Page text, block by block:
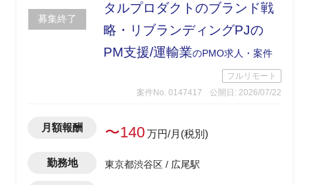
募集終了
タルプロダクトのブランド戦
略・リブランディングPJの
PM支援/運輸業のPMO求人・案件
フルリモート
案件No. 0147417
公開日: 2026/07/22
月額報酬 〜140万円/月(税別)
勤務地 東京都渋谷区 / 広尾駅